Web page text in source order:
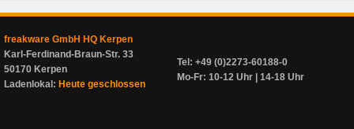
freakware GmbH HQ Kerpen
Karl-Ferdinand-Braun-Str. 33
50170 Kerpen
Ladenlokal: Heute geschlossen
Tel: +49 (0)2273-60188-0
Mo-Fr: 10-12 Uhr | 14-18 Uhr